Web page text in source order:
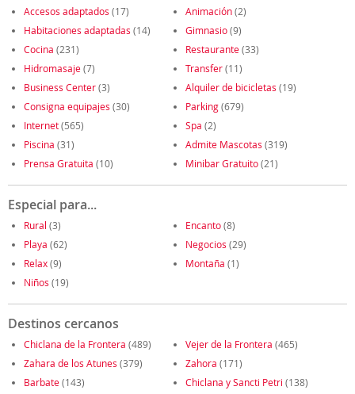
Accesos adaptados (17) Animación(2)
Habitaciones adaptadas (14) Gimnasio(9)
Cocina (231) Restaurante(33)
Hidromasaje(7) Transfer(11)
Business Center(3) Alquiler de bicicletas (19)
Consigna equipajes (30) Parking(679)
Internet(565) Spa (2)
Piscina (31) Admite Mascotas (319)
Prensa Gratuita (10) Minibar Gratuito(21)
Especial para...
Rural (3) Encanto(8)
Playa (62) Negocios (29)
Relax(9) Montaña (1)
Niños (19)
Destinos cercanos
Chiclana de la Frontera (489) Vejer de la Frontera (465)
Zahara de los Atunes (379) Zahora (171)
Barbate(143) Chiclana y Sancti Petri (138)